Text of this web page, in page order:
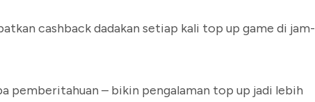
cashback dadakan setiap kali top up game di jam-
pemberitahuan – bikin pengalaman top up jadi lebih